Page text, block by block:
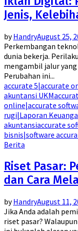
Jenis,
byHandryAugust 25,
Perkembangan
dunia bekerja.
mengambil jalur
Perubahan ini...
accurate 5|accurate
akuntansi UKM
online|accurate
rugi|Laporan
akuntansiaccurate
bisnis|software
Berita
Riset Pasar:
dan Cara
byHandryAugust 11,
Jika Anda adalah
riset pasar?